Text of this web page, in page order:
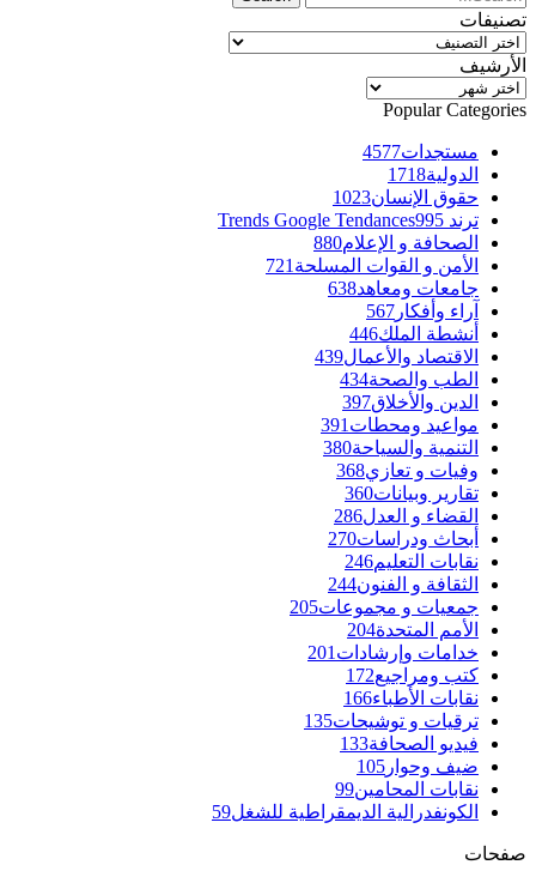
تصنيفات
تصنيفات
الأرشيف
الأرشيف
Popular Categories
مستجدات4577
الدولية1718
حقوق الإنسان1023
ترند Trends Google Tendances 995
الصحافة و الإعلام880
الأمن و القوات المسلحة 721
جامعات ومعاهد638
آراء وأفكار 567
أنشطة الملك446
الاقتصاد والأعمال439
الطب والصحة434
الدين والأخلاق397
مواعيد ومحطات 391
التنمية والسياحة380
وفيات و تعازي368
تقارير وبيانات360
القضاء و العدل286
أبحاث ودراسات270
نقابات التعليم246
الثقافة و الفنون244
جمعيات و مجموعات205
الأمم المتحدة204
خدامات وإرشادات 201
كتب ومراجيع172
نقابات الأطباء166
ترقيات و توشيحات135
فيديو الصحافة133
ضيف وحوار 105
نقابات المحامين99
الكونفدرالية الديمقراطية للشغل59
صفحات